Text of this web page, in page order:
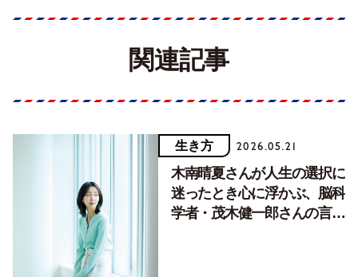
関連記事
生き方 2026.05.21
木南晴夏さんが人生の選択に
迷ったとき心に浮かぶ、脳科
学者・茂木健一郎さんの言